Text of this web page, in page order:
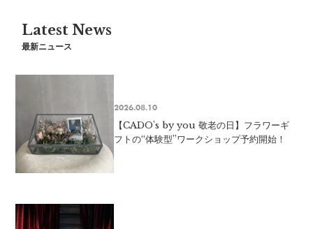
Latest News
最新ニュース
2026.08.10
【CADO's by you 敬老の日】フラワーギ
フトの“体験型”ワークショップ予約開始！